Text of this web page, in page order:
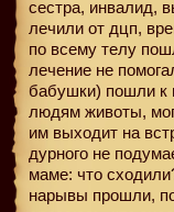
сестра, инвалид,
лечили от дцп,
по всему телу
лечение не
бабушки) пошли к
людям животы,
им выходит на
дурного не
маме: что
нарывы прошли,